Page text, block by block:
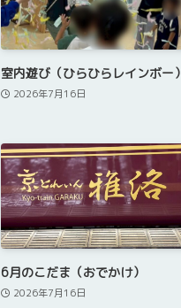
室内遊び（ひらひらレインボー）
2026年7月16日
6月のこだま（おでかけ）
2026年7月16日